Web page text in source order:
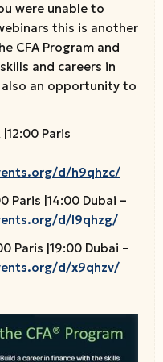
were unable to
this is another
CFA Program and
and careers in
an opportunity to
Paris
d/h9qhzc/
Paris |14:00 Dubai –
d/l9qhzg/
Paris |19:00 Dubai –
d/x9qhzv/